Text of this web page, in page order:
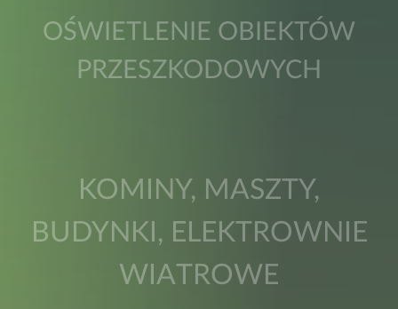
OŚWIETLENIE OBIEKTÓW
PRZESZKODOWYCH
KOMINY, MASZTY,
BUDYNKI, ELEKTROWNIE
WIATROWE